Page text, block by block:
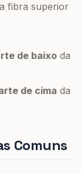
fibra superior
de baixo da
de cima da
Comuns